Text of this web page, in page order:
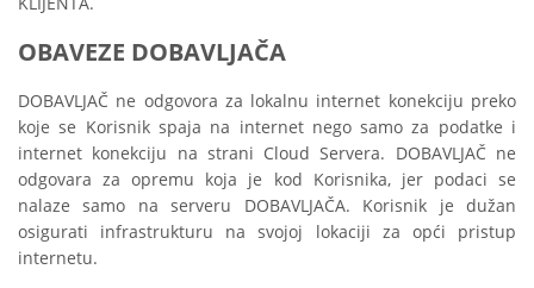
OBAVEZE DOBAVLJAČA
DOBAVLJAČ ne odgovora za lokalnu internet konekciju preko
koje se Korisnik spaja na internet nego samo za podatke i
internet konekciju na strani Cloud Servera. DOBAVLJAČ ne
odgovara za opremu koja je kod Korisnika, jer podaci se
nalaze samo na serveru DOBAVLJAČA. Korisnik je dužan
osigurati infrastrukturu na svojoj lokaciji za opći pristup
internetu.